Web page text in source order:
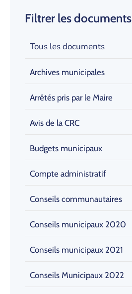
Filtrer les documents
Tous les documents
Archives municipales
Arrêtés pris par le Maire
Avis de la CRC
Budgets municipaux
Compte administratif
Conseils communautaires
Conseils municipaux 2020
Conseils municipaux 2021
Conseils Municipaux 2022